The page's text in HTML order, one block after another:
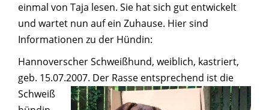
einmal von Taja lesen. Sie hat sich gut entwickelt
und wartet nun auf ein Zuhause. Hier sind
Informationen zu der Hündin:
Hannoverscher Schweißhund, weiblich, kastriert,
geb. 15.07.2007. Der Rasse entsprechend ist die
Schweiß